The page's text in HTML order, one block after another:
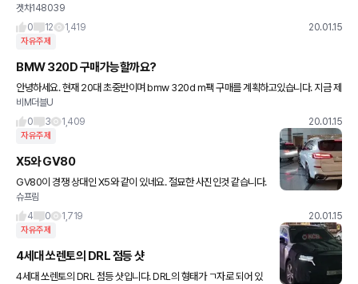
겟차148039
0
12 1,419 20.01.15
자유주제
BMW 320D 구매가능할까요?
안녕하세요. 현재 20대 초중반이며 bmw 320d m팩 구매를 계획하고있습니다. 지금 제
조건에서 구매를 하는게 맞는지 고민중인데 조언좀 듣고 싶습니다. 현재 직장을 다니고 있
으며 연봉은 세전 4
비M더블U
0
3 1,409 20.01.15
자유주제
X5와 GV80
GV80이 경쟁 상대인 X5와 같이 있네요. 절묘한 사진인것 같습니다.
사진은 오토스파이넷에서 퍼왔습니다
슈프림
4
0 1,719 20.01.15
자유주제
4세대 쏘렌토의 DRL 점등 샷
4세대 쏘렌토의 DRL 점등 샷입니다. DRL의 형태가 ㄱ자로 되어 있